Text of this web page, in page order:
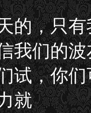
的，只
我们的
试，你
就